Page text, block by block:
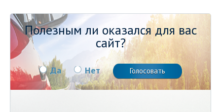
Полезным ли оказался для вас
сайт?
Да Нет